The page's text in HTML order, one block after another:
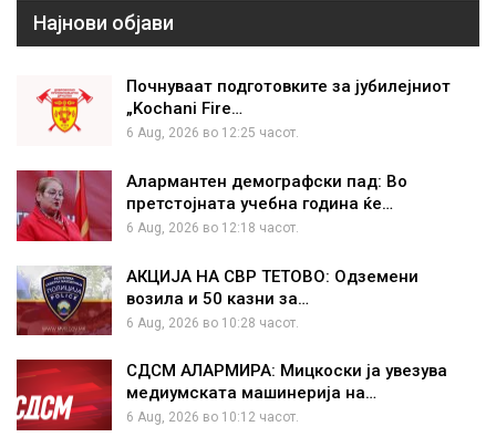
Најнови објави
Почнуваат подготовките за јубилејниот
„Kochani Fire…
6 Aug, 2026 во 12:25 часот.
Алармантен демографски пад: Во
претстојната учебна година ќе…
6 Aug, 2026 во 12:18 часот.
АКЦИЈА НА СВР ТЕТОВО: Одземени
возила и 50 казни за…
6 Aug, 2026 во 10:28 часот.
СДСМ АЛАРМИРА: Мицкоски ја увезува
медиумската машинерија на…
6 Aug, 2026 во 10:12 часот.